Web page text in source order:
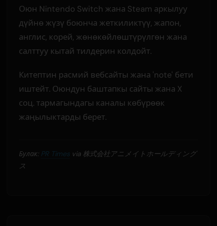
Оюн Nintendo Switch жана Steam аркылуу
дүйнө жүзү боюнча жеткиликтүү, жапон,
англис, корей, жөнөкөйлөштүрүлгөн жана
салттуу кытай тилдерин колдойт.
Китептин расмий вебсайты жана 'note' бети
иштейт. Оюндун баштапкы сайты жана X
соц. тармагындагы каналы көбүрөөк
жаңылыктарды берет.
Булак: PR Timesvia 株式会社アニメイトホールディング
ス